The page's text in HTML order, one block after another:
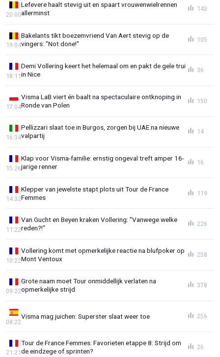
Lefevere haalt stevig uit en spaart vrouwenwielrennen
allerminst
20:00
143
Bakelants tikt boezemvriend Van Aert stevig op de
vingers: "Not done!"
19:04
105
Demi Vollering keert het helemaal om en pakt de gele trui
in Nice
18:11
36
Visma LaB viert én baalt na spectaculaire ontknoping in
Ronde van Polen
17:04
150
Pellizzari slaat toe in Burgos, zorgen bij UAE na nieuwe
valpartij
16:34
14
Klap voor Visma-familie: ernstig ongeval treft amper 16-
jarige renner
15:26
16
Klepper van jewelste stapt plots uit Tour de France
Femmes
14:32
119
Van Gucht en Beyen kraken Vollering: "Vanwege welke
reden?!"
11:22
226
Vollering komt met opmerkelijke reactie na blufpoker op
Mont Ventoux
10:22
258
Grote naam moet Tour onmiddellijk verlaten na
opmerkelijke strijd
09:22
378
Visma mag juichen: Superster slaat weer toe
08:22
256
Tour de France Femmes: Favorieten etappe 8: Strijd om
de eindzege of sprinten?
21:21
26